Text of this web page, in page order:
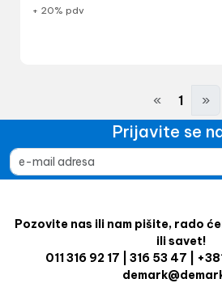
+ 20% pdv
« 1 »
Prijavite se
Pozovite nas ili nam pišite, rado
ili savet!
011 316 92 17 | 316 53 47 |